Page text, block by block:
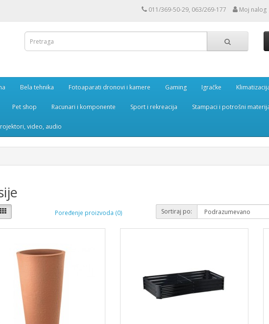
011/369-50-29, 063/269-177 Moj nalog
Bela tehnika Fotoaparati dronovi i kamere Gaming Igračke
Pet shop Racunari i komponente Sport i rekreacija Stampaci i potrošni
video, audio
Poređenje proizvoda (0) Sortiraj po: